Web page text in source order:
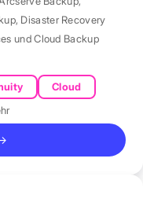
, Disaster Recovery
und Cloud Backup
Cloud